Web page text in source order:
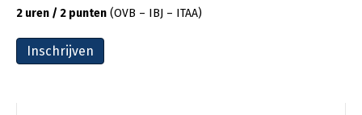
2 uren / 2 punten (OVB – IBJ – ITAA)
Inschrijven